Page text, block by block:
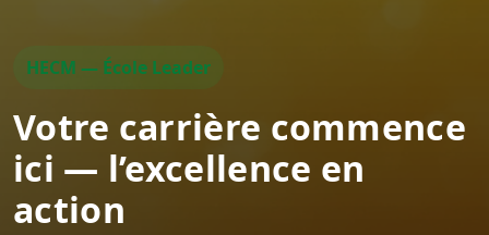
HECM — École Leader
Votre carrière commence
ici — l’excellence en
action